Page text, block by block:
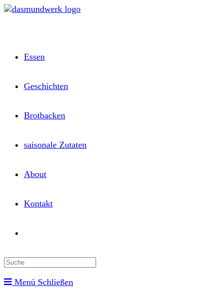
Zum
Essen
Geschichten
Brotbacken
saisonale Zutaten
About
Kontakt
website
Menü Schließen